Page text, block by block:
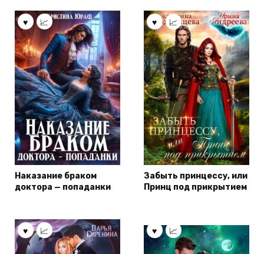
Наказание браком
доктора — попаданки
Забыть принцессу, или
Принц под прикрытием